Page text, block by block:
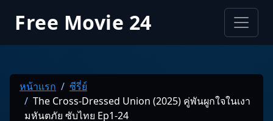
Free Movie 24
หน้าแรก
ซีรี่ย์
The Cross-Dressed Union (2025) คู่พันผูกใจในเงา
มหันตภัย ซับไทย Ep1-24